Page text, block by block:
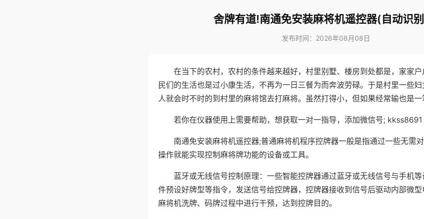
舍牌有道!南通免安装麻将机遥控器(自动识
发布时间：2026年08月08日
在当下的农村，农村的条件越来越好，村里别墅、楼房到处都是，家家
民们的生活也是过小康生活，不再为一日三餐为而奔波劳碌。于是村里一些
人就会时不时的到村里的麻将馆去打麻将。虽然打得小，但如果经常输也是一
若你在仪器使用上需要帮助，想获取一对一指导，添加微信号; kkss8691
南通免安装麻将机遥控器;普通麻将机程序控牌器一般是指通过一些无需
操作就能实现控制麻将牌功能的设备或工具。
蓝牙或无线信号控制原理：一些智能控牌器通过蓝牙或无线信号与手机
件预设好牌型等指令，发送信号给控牌器，控牌器接收到信号后驱动内部微
麻将机洗牌、码牌过程中进行干预，达到控牌目的。